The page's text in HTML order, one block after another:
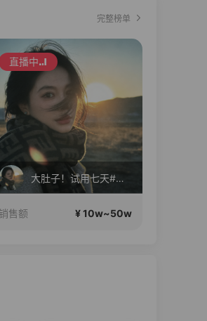
完整榜单
直播中
大肚子！试用七天#宝妈，上班族腰带
销售额 ¥ 10w~50w